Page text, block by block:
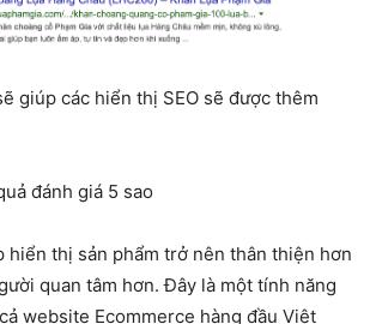
giúp các hiển thị SEO sẽ được thêm
đánh giá 5 sao
hiển thị sản phẩm trở nên thân thiện hơn
quan tâm hơn. Đây là một tính năng
website Ecommerce hàng đầu Việt